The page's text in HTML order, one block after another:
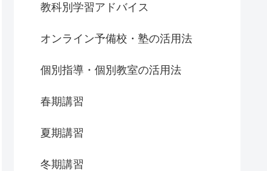
教科別学習アドバイス
オンライン予備校・塾の活用法
個別指導・個別教室の活用法
春期講習
夏期講習
冬期講習